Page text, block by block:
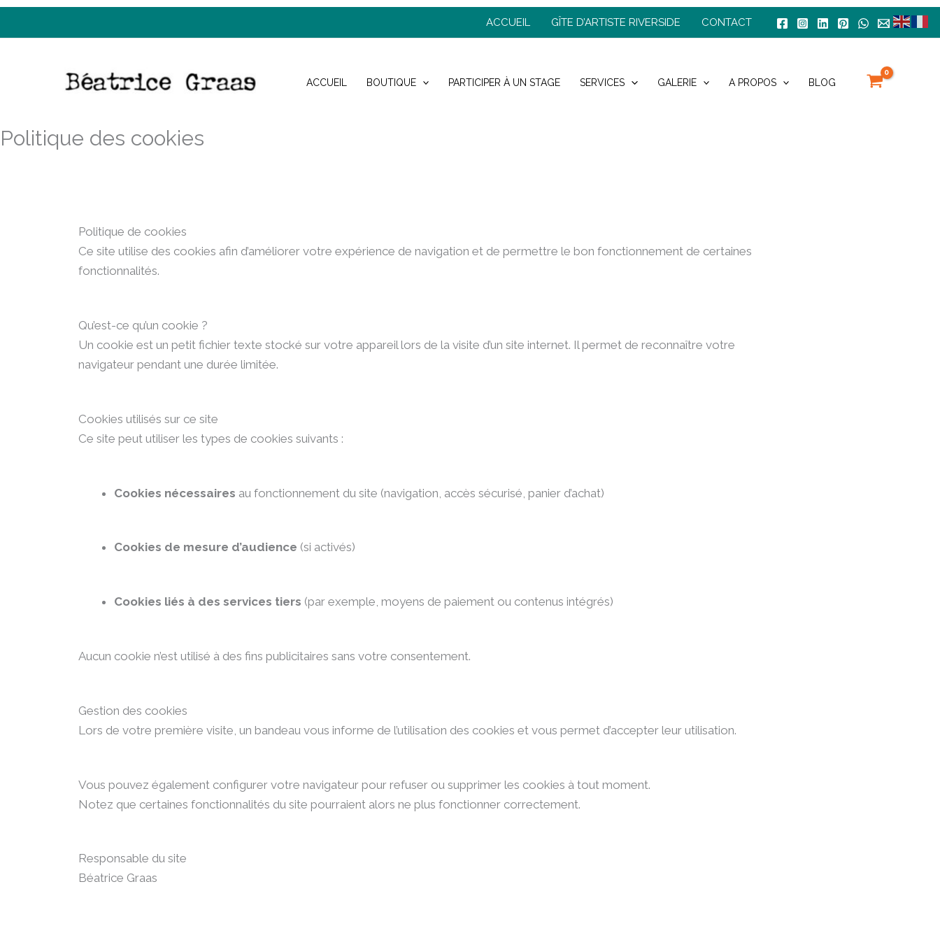
to
ACCUEIL GÎTE D’ARTISTE RIVERSIDE CONTACT
ACCUEIL BOUTIQUE PARTICIPER À UN STAGE SERVICES GALERIE A PROPOS BLOG
Politique des cookies
Politique de cookies
Ce site utilise des cookies afin d’améliorer votre expérience de navigation et de permettre le bon fonctionnement de certaines
fonctionnalités.
Qu’est-ce qu’un cookie ?
Un cookie est un petit fichier texte stocké sur votre appareil lors de la visite d’un site internet. Il permet de reconnaître votre
navigateur pendant une durée limitée.
Cookies utilisés sur ce site
Ce site peut utiliser les types de cookies suivants :
Cookies nécessaires au fonctionnement du site (navigation, accès sécurisé, panier d’achat)
Cookies de mesure d’audience (si activés)
Cookies liés à des services tiers (par exemple, moyens de paiement ou contenus intégrés)
Aucun cookie n’est utilisé à des fins publicitaires sans votre consentement.
Gestion des cookies
Lors de votre première visite, un bandeau vous informe de l’utilisation des cookies et vous permet d’accepter leur utilisation.
Vous pouvez également configurer votre navigateur pour refuser ou supprimer les cookies à tout moment.
Notez que certaines fonctionnalités du site pourraient alors ne plus fonctionner correctement.
Responsable du site
Béatrice Graas